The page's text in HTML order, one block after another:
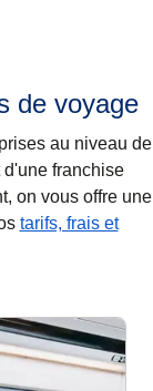
de voyage
au niveau de
franchise
on vous offre une
tarifs, frais et